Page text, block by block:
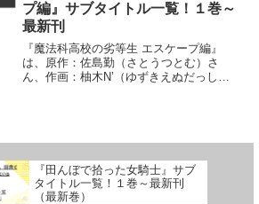
プ編』サブタイトル一覧！１巻～
最新刊
『魔法科高校の劣等生 エスケープ編』
は、原作：佐島勤（さとうつとむ）さ
ん、作画：柚木N’（ゆずきえぬだっし
『田んぼで拾った女騎士』サブ
タイトル一覧！１巻～最新刊
（最新巻）